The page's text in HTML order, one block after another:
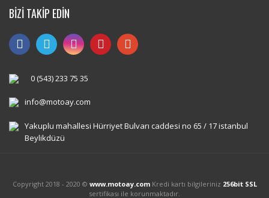
BİZİ TAKİP EDİN
0 (543) 233 75 35
info@motoay.com
Yakuplu mahallesi Hürriyet Bulvarı caddesi no 65 / 17 istanbul
Beylikdüzü
Copyright 2018 - 2020 © www.motoay.comKredi kartı bilgileriniz 256bit SSL
sertifikası ile korunmaktadır.